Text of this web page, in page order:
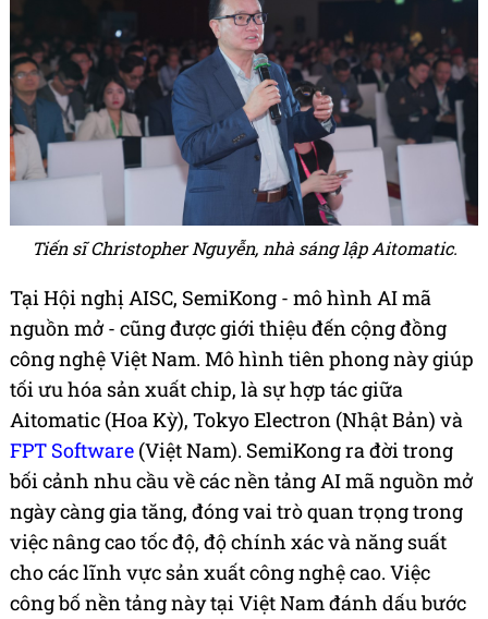
Tiến sĩ Christopher Nguyễn, nhà sáng lập Aitomatic.
Tại Hội nghị AISC, SemiKong - mô hình AI mã
nguồn mở - cũng được giới thiệu đến cộng đồng
công nghệ Việt Nam. Mô hình tiên phong này giúp
tối ưu hóa sản xuất chip, là sự hợp tác giữa
Aitomatic (Hoa Kỳ), Tokyo Electron (Nhật Bản) và
FPT Software (Việt Nam). SemiKong ra đời trong
bối cảnh nhu cầu về các nền tảng AI mã nguồn mở
ngày càng gia tăng, đóng vai trò quan trọng trong
việc nâng cao tốc độ, độ chính xác và năng suất
cho các lĩnh vực sản xuất công nghệ cao. Việc
công bố nền tảng này tại Việt Nam đánh dấu bước